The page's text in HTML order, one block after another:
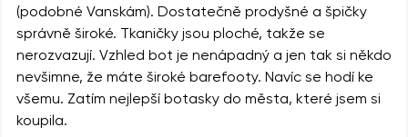
(podobné Vanskám). Dostatečně prodyšné a špičky
správně široké. Tkaničky jsou ploché, takže se
nerozvazují. Vzhled bot je nenápadný a jen tak si někdo
nevšimne, že máte široké barefooty. Navíc se hodí ke
všemu. Zatím nejlepší botasky do města, které jsem si
koupila.